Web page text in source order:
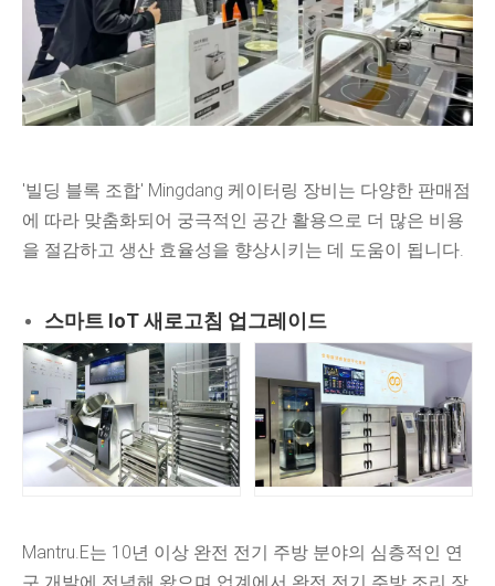
'빌딩 블록 조합' Mingdang 케이터링 장비는 다양한 판매점
에 따라 맞춤화되어 궁극적인 공간 활용으로 더 많은 비용
을 절감하고 생산 효율성을 향상시키는 데 도움이 됩니다.
스마트 IoT 새로고침 업그레이드
Mantru.E는 10년 이상 완전 전기 주방 분야의 심층적인 연